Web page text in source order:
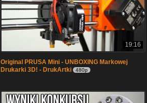
19:16
Original PRUSA Mini - UNBOXING Markowej
Drukarki 3D! - DrukArtki
480p